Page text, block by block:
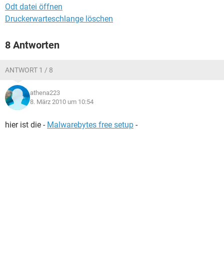
Odt datei öffnen
Druckerwarteschlange löschen
8 Antworten
ANTWORT 1 / 8
athena223
8. März 2010 um 10:54
hier ist die - Malwarebytes free setup -